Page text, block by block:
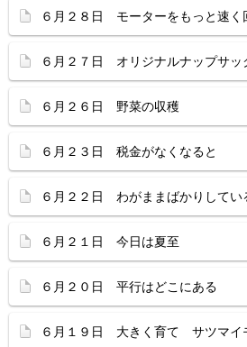
６月２８日 モーターをもっと速く
６月２７日 オリジナルナップサッ
６月２６日 野菜の収穫
６月２３日 税金がなくなると
６月２２日 わがままばかりしてい
６月２１日 今日は夏至
６月２０日 平行はどこにある
６月１９日 大きく育て サツマイ